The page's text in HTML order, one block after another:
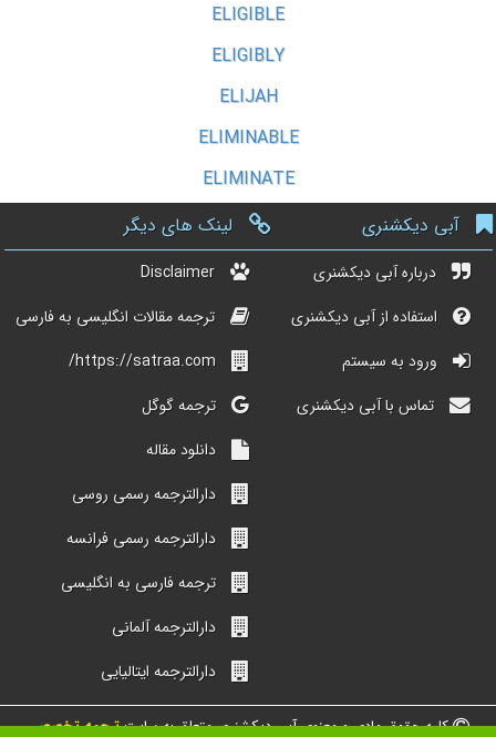
ELIGIBLE
ELIGIBLY
ELIJAH
ELIMINABLE
ELIMINATE
آبی دیکشنری
درباره آبی دیکشنری
استفاده از آبی دیکشنری
ورود به سیستم
تماس با آبی دیکشنری
لینک های دیگر
Disclaimer
ترجمه مقالات انگلیسی به فارسی
https://satraa.com/
ترجمه گوگل
دانلود مقاله
دارالترجمه رسمی روسی
دارالترجمه رسمی فرانسه
ترجمه فارسی به انگلیسی
دارالترجمه آلمانی
دارالترجمه ایتالیایی
کلیه حقوق مادی و معنوی آبی دیکشنری متعلق به سایتترجمه تخصصی